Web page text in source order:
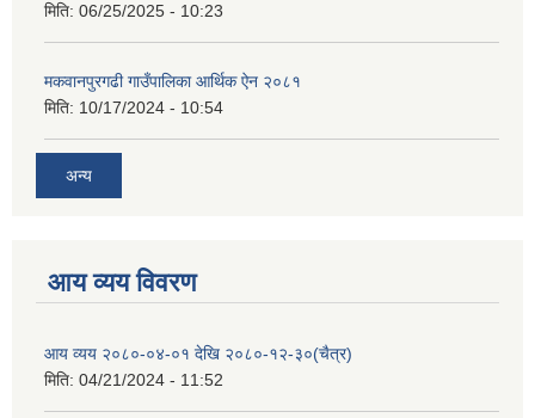
मिति: 06/25/2025 - 10:23
मकवानपुरगढी गाउँपालिका आर्थिक ‌‌‌ऐन २०८१
मिति: 10/17/2024 - 10:54
अन्य
आय व्यय विवरण
आय व्यय २०८०-०४-०१ देखि २०८०-१२-३०(चैत्र)
मिति: 04/21/2024 - 11:52